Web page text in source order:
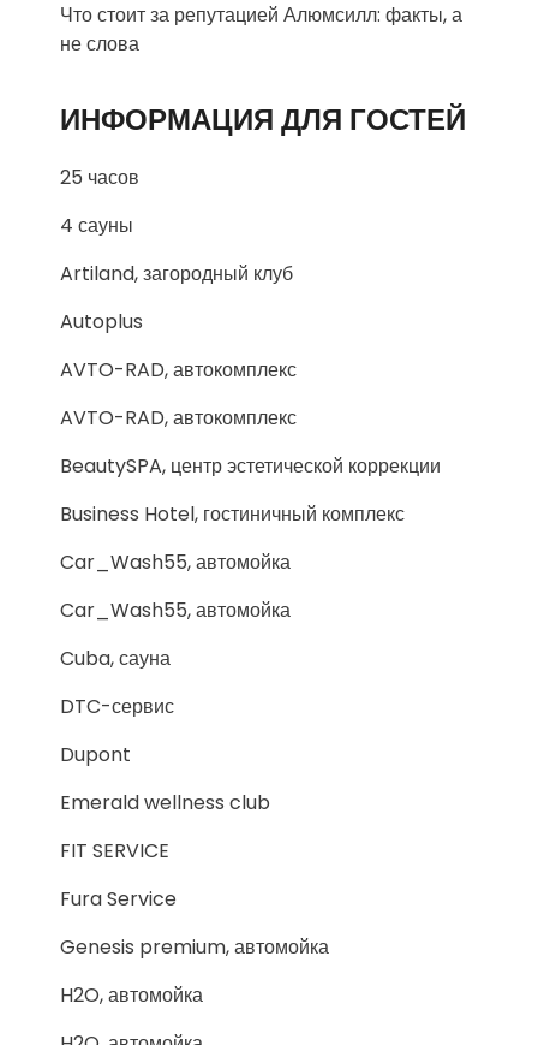
Что стоит за репутацией Алюмсилл: факты, а
не слова
ИНФОРМАЦИЯ ДЛЯ ГОСТЕЙ
25 часов
4 сауны
Artiland, загородный клуб
Autoplus
AVTO-RAD, автокомплекс
AVTO-RAD, автокомплекс
BeautySPA, центр эстетической коррекции
Business Hotel, гостиничный комплекс
Car_Wash55, автомойка
Car_Wash55, автомойка
Cuba, сауна
DTC-сервис
Dupont
Emerald wellness club
FIT SERVICE
Fura Service
Genesis premium, автомойка
H2O, автомойка